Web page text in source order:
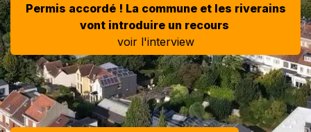
Permis accordé ! La commune et les riverains
vont introduire u​​​​n recours
voir l'interview